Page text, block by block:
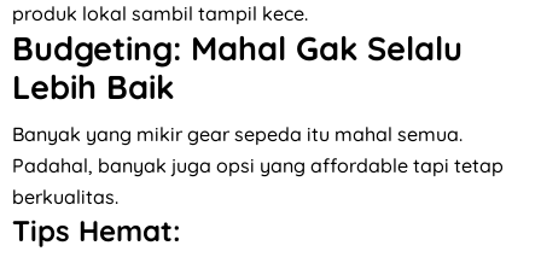
produk lokal sambil tampil kece.
Budgeting: Mahal Gak Selalu
Lebih Baik
Banyak yang mikir gear sepeda itu mahal semua.
Padahal, banyak juga opsi yang affordable tapi tetap
berkualitas.
Tips Hemat: